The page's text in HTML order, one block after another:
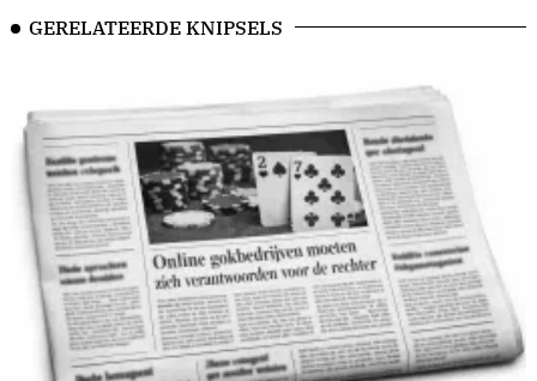
GERELATEERDE KNIPSELS